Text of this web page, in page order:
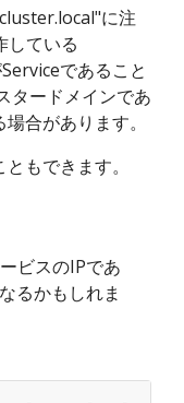
に注
している
であること
タードメインであ
合があります。
もできます。
ビスのIPであ
るかもしれま